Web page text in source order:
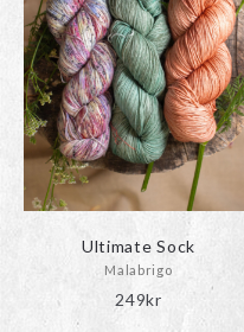
Ultimate Sock
Malabrigo
249kr